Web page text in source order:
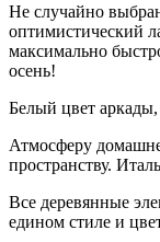
Не случайно
оптимистический
максимально
осень!
Белый цвет
Атмосферу
пространству.
Все деревянные
едином стиле и